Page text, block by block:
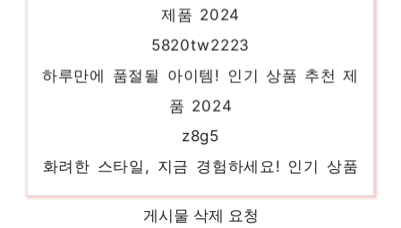
poweredger350
게시물 삭제 요청